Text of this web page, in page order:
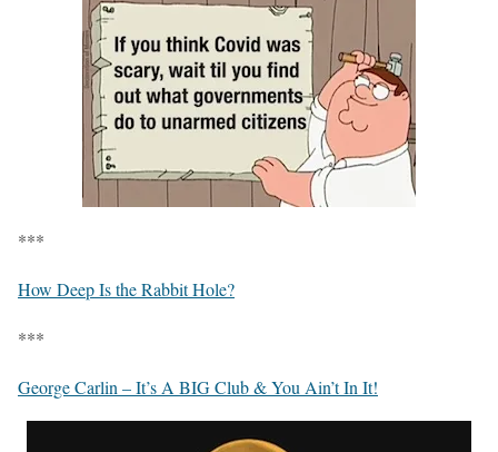
***
How Deep Is the Rabbit Hole?
***
George Carlin – It’s A BIG Club & You Ain’t In It!